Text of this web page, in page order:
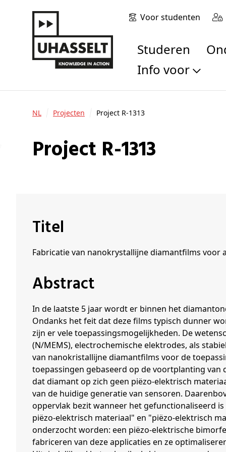
Voor studenten
Studeren
Info voor
Toekomstige
Alumni
Bedrijven en
NL Projecten Project R-1313
Project R-1313
Titel
Fabricatie van nanokrystallijne diamantfilms
Abstract
In de laatste 5 jaar wordt er binnen het
Ondanks het feit dat deze films typisch dunner
zijn er vele toepassingsmogelijkheden. De
(N/MEMS), electrochemische elektrodes, als
van nanokristallijne diamantfilms voor de
toepassingen gebaseerd op de voortplanting van
dat diamant op zich geen piëzo-elektrisch
van de huidige generatie van sensoren.
oppervlak bezit wanneer het gefunctionaliseerd
piëzo-elektrisch materiaal" en "piëzo-elektrisch
onderzocht worden: een piëzo-elektrische
fabriceren van deze applicaties en ze